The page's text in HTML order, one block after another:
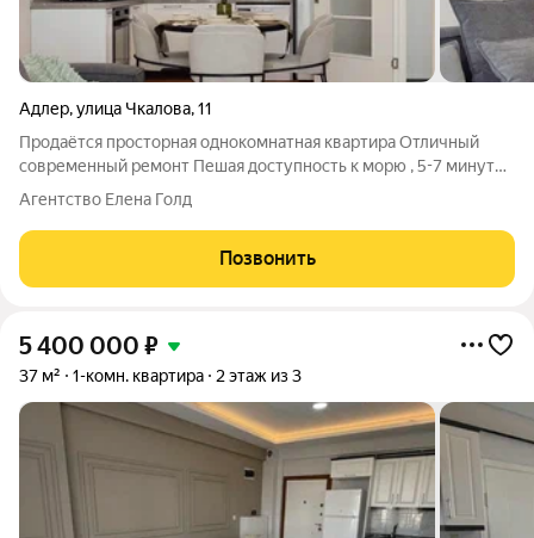
Адлер,улица Чкалова,11
Продаётся просторная однокомнатная квартира Отличный
современный ремонт Пешая доступность к морю , 5-7 минут
не спеша Рядом остановка общественного транспорта ,
Агентство Елена Голд
Позвонить
5 400 000 ₽
37 м² 1-комн. квартира 2 этаж из 3